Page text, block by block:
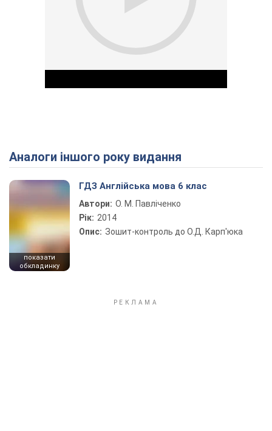
Play Video
Аналоги іншого року видання
показати
обкладинку
ГДЗ Англійська мова 6 клас
Автори: О. М. Павліченко
Рік: 2014
Опис: Зошит-контроль до О.Д. Карп'юка